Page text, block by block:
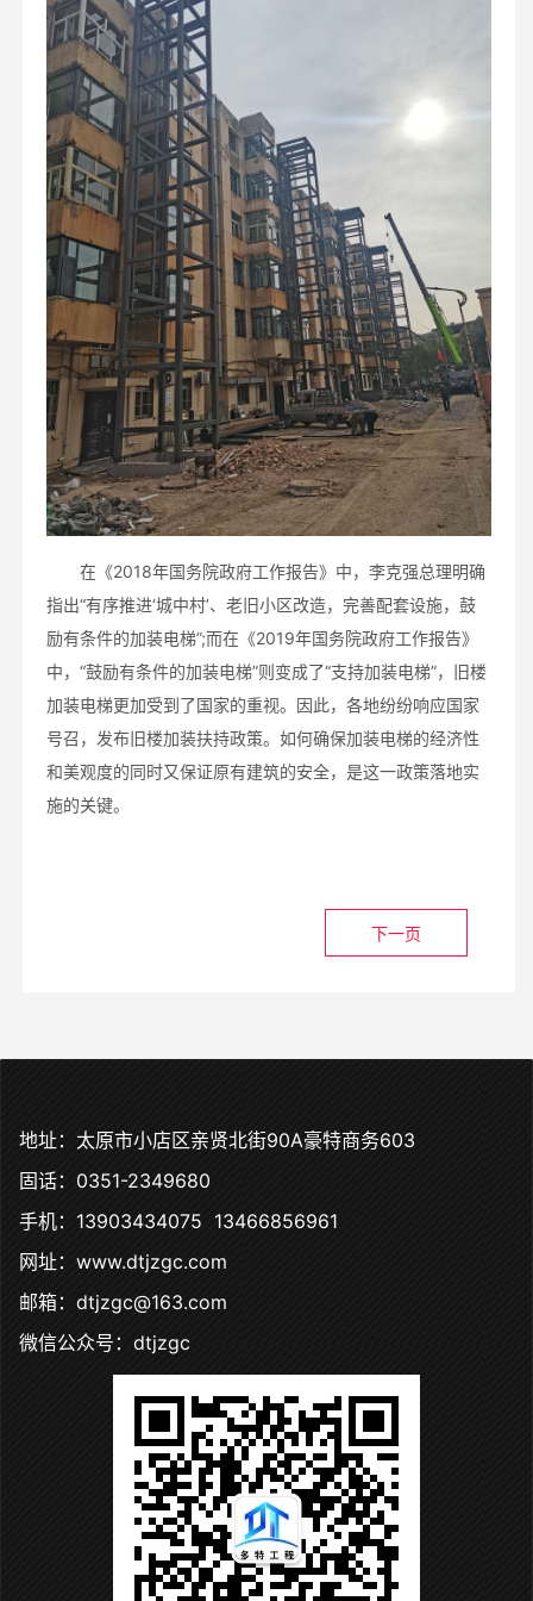
在《2018年国务院政府工作报告》中，李克强总理明确
指出“有序推进‘城中村’、老旧小区改造，完善配套设施，鼓
励有条件的加装电梯”;而在《2019年国务院政府工作报告》
中，“鼓励有条件的加装电梯”则变成了“支持加装电梯”，旧楼
加装电梯更加受到了国家的重视。因此，各地纷纷响应国家
号召，发布旧楼加装扶持政策。如何确保加装电梯的经济性
和美观度的同时又保证原有建筑的安全，是这一政策落地实
施的关键。
下一页
地址：太原市小店区亲贤北街90A豪特商务603
固话：0351-2349680
手机：13903434075 13466856961
网址：www.dtjzgc.com
邮箱：dtjzgc@163.com
微信公众号：dtjzgc